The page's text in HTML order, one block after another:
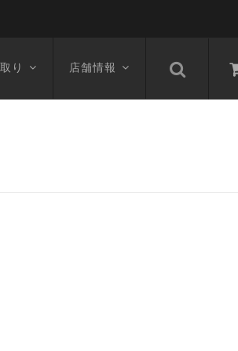
り 店舗情報